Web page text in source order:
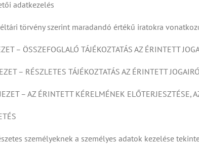
adatkezelés
törvény szerint maradandó értékű iratokra
– ÖSSZEFOGLALÓ TÁJÉKOZTATÁS AZ ÉRINTETT
– RÉSZLETES TÁJÉKOZTATÁS AZ ÉRINTETT
– AZ ÉRINTETT KÉRELMÉNEK ELŐTERJESZTÉSE,
személyeknek a személyes adatok kezelése